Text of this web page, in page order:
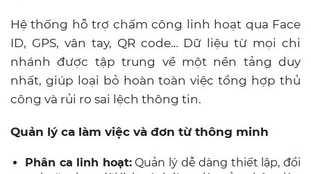
Hệ thống hỗ trợ chấm công linh hoạt qua Face
ID, GPS, vân tay, QR code… Dữ liệu từ mọi chi
nhánh được tập trung về một nền tảng duy
nhất, giúp loại bỏ hoàn toàn việc tổng hợp thủ
công và rủi ro sai lệch thông tin.
Quản lý ca làm việc và đơn từ thông minh
Phân ca linh hoạt:Quản lý dễ dàng thiết lập, đổi